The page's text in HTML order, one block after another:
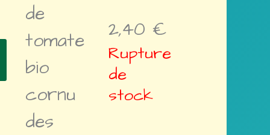
de
tomate
bio
cornu
des
2,40 €
Rupture
de
stock